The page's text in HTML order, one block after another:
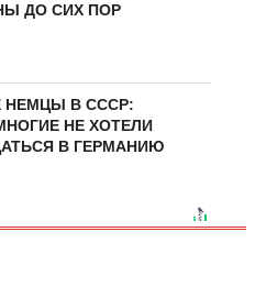
ДО СИХ ПОР
НЕМЦЫ В СССР:
НЕ ХОТЕЛИ
В ГЕРМАНИЮ